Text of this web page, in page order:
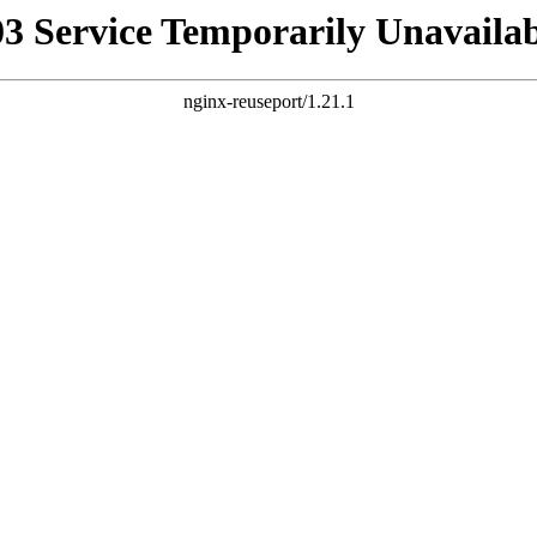
Service Temporarily
nginx-reuseport/1.21.1